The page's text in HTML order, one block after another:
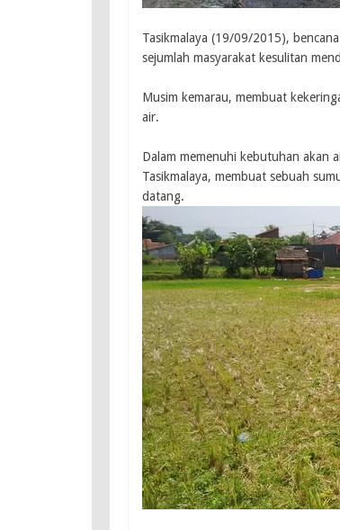
Tasikmalaya (19/09/2015),
sejumlah masyarakat kesulitan
Musim kemarau, membuat
air.
Dalam memenuhi kebutuhan akan
Tasikmalaya, membuat sebuah
datang.